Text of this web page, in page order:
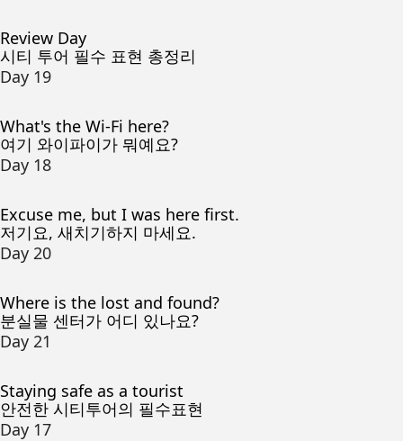
Review Day
시티 투어 필수 표현 총정리
Day 19
What's the Wi-Fi here?
여기 와이파이가 뭐예요?
Day 18
Excuse me, but I was here first.
저기요, 새치기하지 마세요.
Day 20
Where is the lost and found?
분실물 센터가 어디 있나요?
Day 21
Staying safe as a tourist
안전한 시티투어의 필수표현
Day 17